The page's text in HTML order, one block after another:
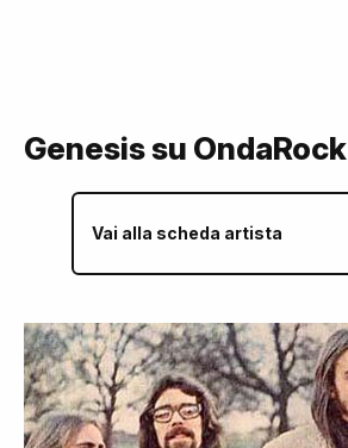
Genesis su OndaRock
Vai alla scheda artista